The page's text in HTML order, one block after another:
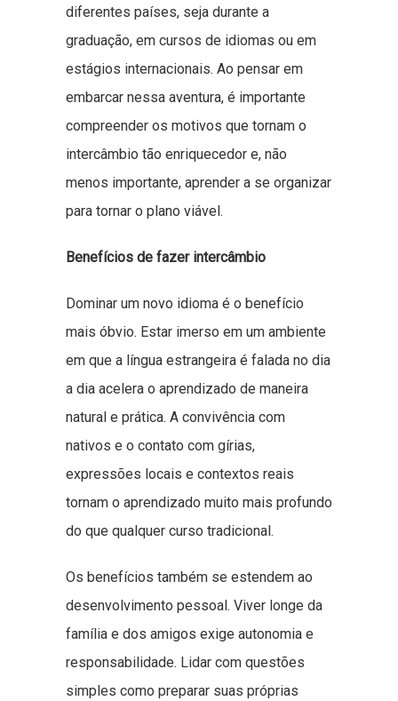
diferentes países, seja durante a
graduação, em cursos de idiomas ou em
estágios internacionais. Ao pensar em
embarcar nessa aventura, é importante
compreender os motivos que tornam o
intercâmbio tão enriquecedor e, não
menos importante, aprender a se organizar
para tornar o plano viável.
Benefícios de fazer intercâmbio
Dominar um novo idioma é o benefício
mais óbvio. Estar imerso em um ambiente
em que a língua estrangeira é falada no dia
a dia acelera o aprendizado de maneira
natural e prática. A convivência com
nativos e o contato com gírias,
expressões locais e contextos reais
tornam o aprendizado muito mais profundo
do que qualquer curso tradicional.
Os benefícios também se estendem ao
desenvolvimento pessoal. Viver longe da
família e dos amigos exige autonomia e
responsabilidade. Lidar com questões
simples como preparar suas próprias